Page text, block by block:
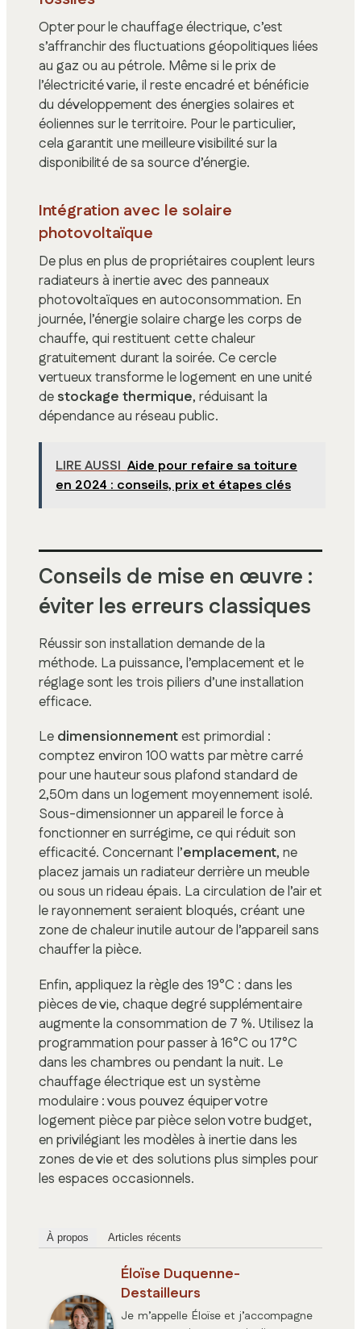
Opter pour le chauffage électrique, c’est
s’affranchir des fluctuations géopolitiques liées
au gaz ou au pétrole. Même si le prix de
l’électricité varie, il reste encadré et bénéficie
du développement des énergies solaires et
éoliennes sur le territoire. Pour le particulier,
cela garantit une meilleure visibilité sur la
disponibilité de sa source d’énergie.
Intégration avec le solaire
photovoltaïque
De plus en plus de propriétaires couplent leurs
radiateurs à inertie avec des panneaux
photovoltaïques en autoconsommation. En
journée, l’énergie solaire charge les corps de
chauffe, qui restituent cette chaleur
gratuitement durant la soirée. Ce cercle
vertueux transforme le logement en une unité
de stockage thermique, réduisant la
dépendance au réseau public.
LIRE AUSSI Aide pour refaire sa toiture
en 2024 : conseils, prix et étapes clés
Conseils de mise en œuvre :
éviter les erreurs classiques
Réussir son installation demande de la
méthode. La puissance, l’emplacement et le
réglage sont les trois piliers d’une installation
efficace.
Le dimensionnementest primordial :
comptez environ 100 watts par mètre carré
pour une hauteur sous plafond standard de
2,50m dans un logement moyennement isolé.
Sous-dimensionner un appareil le force à
fonctionner en surrégime, ce qui réduit son
efficacité. Concernant l’emplacement, ne
placez jamais un radiateur derrière un meuble
ou sous un rideau épais. La circulation de l’air et
le rayonnement seraient bloqués, créant une
zone de chaleur inutile autour de l’appareil sans
chauffer la pièce.
Enfin, appliquez la règle des 19°C : dans les
pièces de vie, chaque degré supplémentaire
augmente la consommation de 7 %. Utilisez la
programmation pour passer à 16°C ou 17°C
dans les chambres ou pendant la nuit. Le
chauffage électrique est un système
modulaire : vous pouvez équiper votre
logement pièce par pièce selon votre budget,
en privilégiant les modèles à inertie dans les
zones de vie et des solutions plus simples pour
les espaces occasionnels.
À propos Articles récents
Éloïse Duquenne-
Destailleurs
Je m’appelle Éloïse et j’accompagne